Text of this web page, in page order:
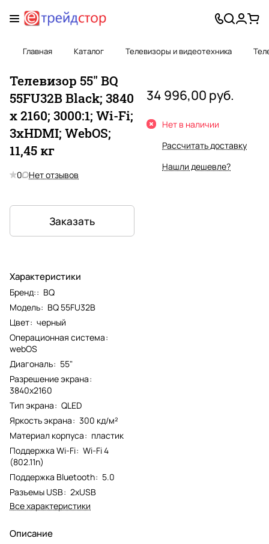
Главная Каталог Телевизоры и видеотехника
Телевизор 55" BQ
55FU32B Black; 3840
х 2160; 3000:1; Wi-Fi;
3xHDMI; WebOS;
11,45 кг
0 Нет отзывов
Заказать
Характеристики
Бренд:: BQ
Модель: BQ 55FU32B
Цвет: черный
Операционная система:
webOS
Диагональ: 55"
Разрешение экрана:
3840x2160
Тип экрана: QLED
Яркость экрана: 300 кд/м²
Материал корпуса: пластик
Поддержка Wi-Fi: Wi-Fi 4
(802.11n)
Поддержка Bluetooth: 5.0
Разъемы USB: 2xUSB
Все характеристики
Описание
34 996,00 руб.
Нет в наличии
Рассчитать доставку
Нашли дешевле?